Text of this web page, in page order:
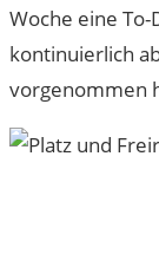
Woche eine
kontinuierlich
vorgenommen